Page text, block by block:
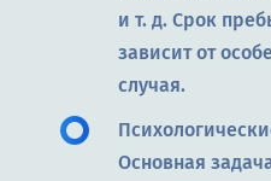
и т. д. Срок
зависит от
случая.
Основная